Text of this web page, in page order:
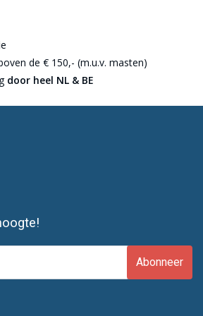
de € 150,- (m.u.v. masten)
door heel NL & BE
Abonneer